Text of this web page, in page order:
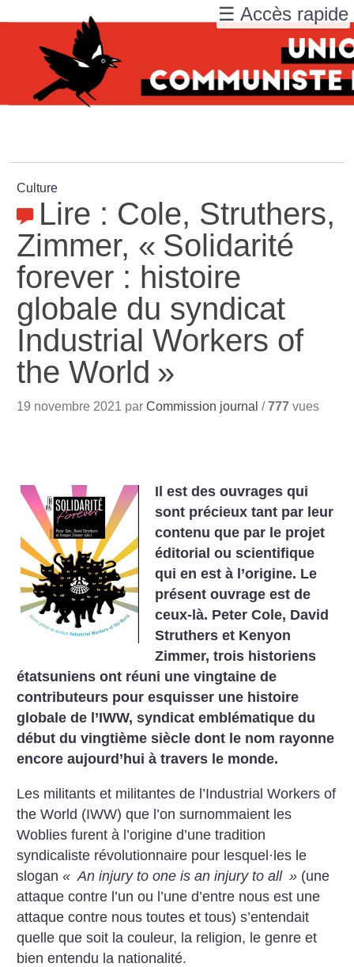
Culture
Lire : Cole, Struthers,
Zimmer, « Solidarité
forever : histoire
globale du syndicat
Industrial Workers of
the World »
19 novembre 2021 parCommission journal /777 vues
Il est des ouvrages qui
sont précieux tant par leur
contenu que par le projet
éditorial ou scientifique
qui en est à l’origine. Le
présent ouvrage est de
ceux-là. Peter Cole, David
Struthers et Kenyon
Zimmer, trois historiens
étatsuniens ont réuni une vingtaine de
contributeurs pour esquisser une histoire
globale de l’IWW, syndicat emblématique du
début du vingtième siècle dont le nom rayonne
encore aujourd’hui à travers le monde.
Les militants et militantes de l’Industrial Workers of
the World (IWW) que l’on surnommaient les
Woblies furent à l’origine d’une tradition
syndicaliste révolutionnaire pour lesquel·les le
slogan« An injury to one is an injury to all » (une
attaque contre l’un ou l’une d’entre nous est une
attaque contre nous toutes et tous) s’entendait
quelle que soit la couleur, la religion, le genre et
bien entendu la nationalité.
☰ Accès rapide